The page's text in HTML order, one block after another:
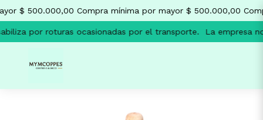
$ 500.000,00 Compra mínima por mayor $ 500.000,00
por roturas ocasionadas por el transporte. La empresa